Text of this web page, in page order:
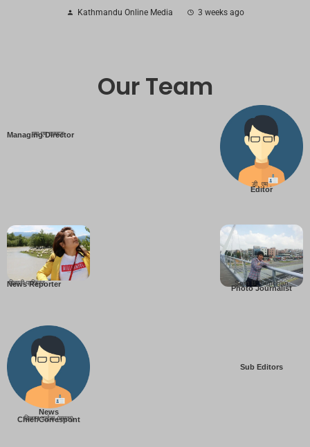
Kathmandu Online Media 3 weeks ago
Our Team
Managing Director
एम एम तामाङ
Editor
डी. एम .
News Reporter
बिहानी पाख्रिन
Photo Journalist
Som B. Lopchan
News
Chief/Correspont
बिज्ञान वाईबा (ममता)
Sub Editors